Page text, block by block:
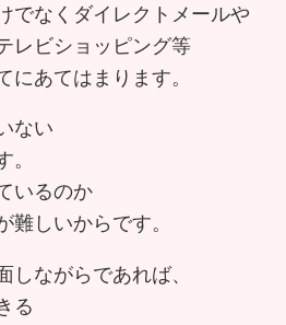
でなくダイレクトメールや
レビショッピング等
にあてはまります。
ない
。
いるのか
しいからです。
ながらであれば、
る